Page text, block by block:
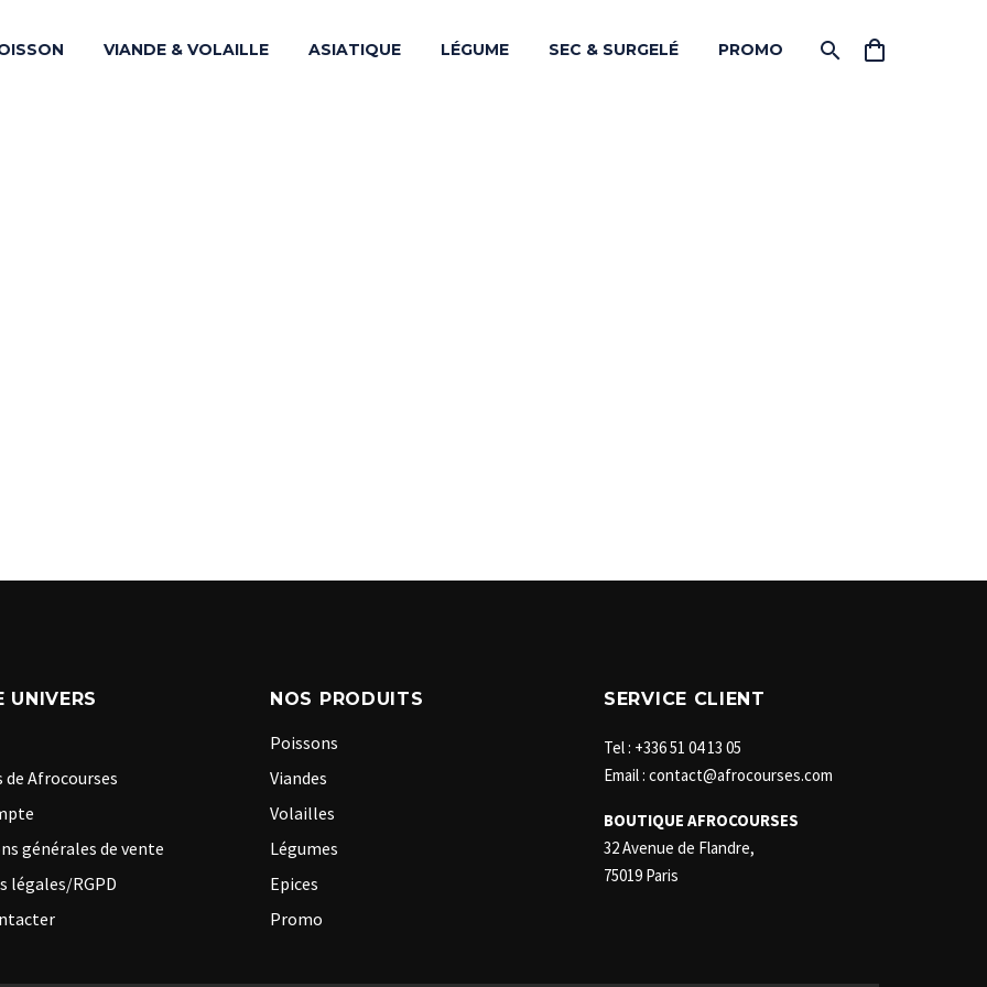
VIANDE & VOLAILLE ASIATIQUE LÉGUME SEC & SURGELÉ PROMO
UNIVERS
de Afrocourses
générales de vente
légales/RGPD
NOS PRODUITS
Poissons
Viandes
Volailles
Légumes
Epices
Promo
SERVICE CLIENT
Tel : +336 51 04 13 05
Email : contact@afrocourses.com
BOUTIQUE AFROCOURSES
32 Avenue de Flandre,
75019 Paris